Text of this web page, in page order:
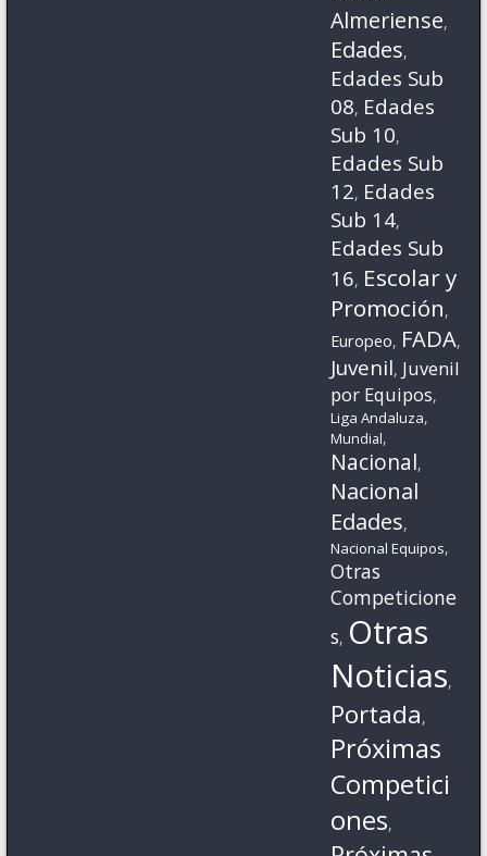
Almeriense,
Edades,
Edades Sub
08, Edades
Sub 10,
Edades Sub
12, Edades
Sub 14,
Edades Sub
16, Escolar y
Promoción,
Europeo, FADA,
Juvenil, Juvenil
por Equipos,
Liga Andaluza,
Mundial,
Nacional,
Nacional
Edades,
Nacional Equipos,
Otras
Competicione
s, Otras
Noticias,
Portada,
Próximas
Competici
ones,